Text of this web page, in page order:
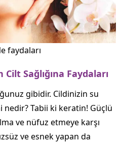
faydaları
Sağlığına Faydaları
gibidir. Cildinizin su
nedir? Tabii ki keratin! Güçlü
ve nüfuz etmeye karşı
ve esnek yapan da